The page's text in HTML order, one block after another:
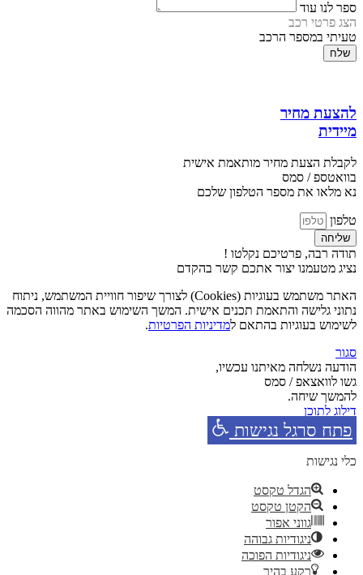
ספר לנו עוד
הצג פרטי רכב
טעיתי במספר הרכב
שלח
להצעת מחיר
מיידית
לקבלת הצעת מחיר מותאמת אישית
בוואטספ / סמס
נא מלאו את מספר הטלפון שלכם
טלפון
שליחה
תודה רבה, פרטיכם נקלטו !
נציג מטעמנו יצור אתכם קשר בהקדם
האתר משתמש בעוגיות (Cookies) לצורך שיפור חוויית המשתמש, ניתוח
נתוני גלישה והתאמת תכנים אישית. המשך השימוש באתר מהווה הסכמה
לשימוש בעוגיות בהתאם למדיניות הפרטיות.
סגור
הודעה נשלחה מאיתנו עכשיו,
גשו לוואצאפ / סמס
להמשך שיחה.
דילוג לתוכן
פתח סרגל נגישות
כלי נגישות
הגדל טקסט
הקטן טקסט
גווני אפור
ניגודיות גבוהה
ניגודיות הפוכה
רקע בהיר